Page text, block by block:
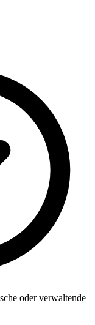
oder verwaltende